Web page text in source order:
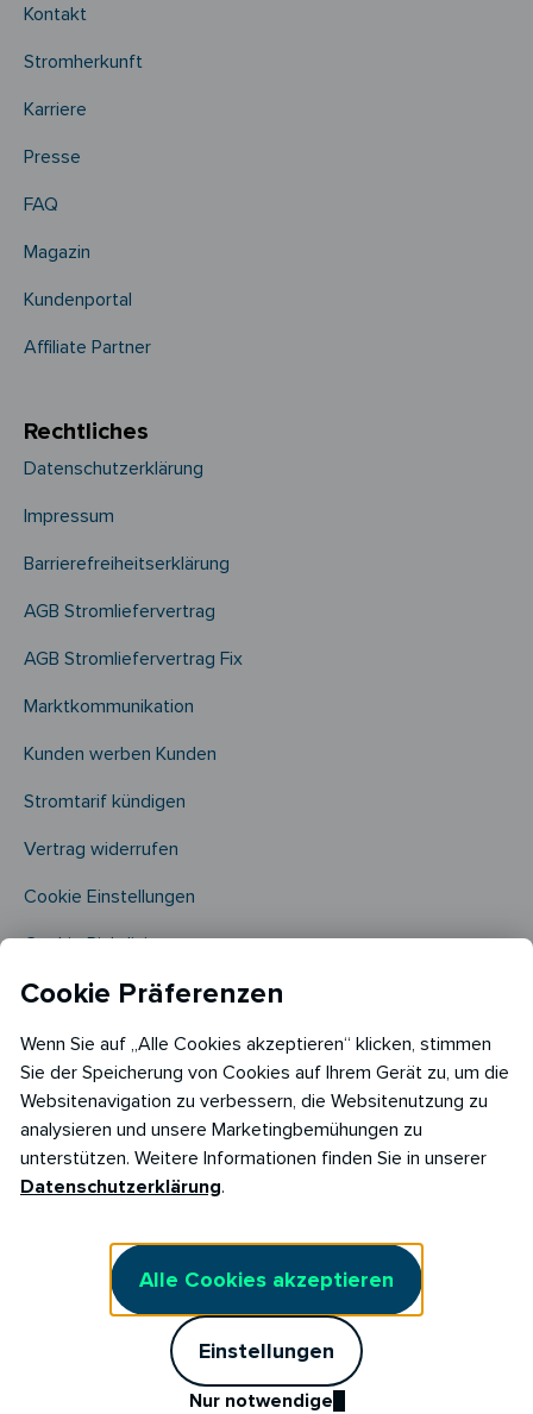
Kontakt
Stromherkunft
Karriere
Presse
FAQ
Magazin
Kundenportal
Affiliate Partner
Rechtliches
Datenschutzerklärung
Impressum
Barrierefreiheitserklärung
AGB Stromliefervertrag
AGB Stromliefervertrag Fix
Marktkommunikation
Kunden werben Kunden
Stromtarif kündigen
Vertrag widerrufen
Cookie Einstellungen
Cookie Richtlinie​
Copyright © 2026
RABOT Energy DE GmbH
Hopfenmarkt 33,
Cookie Präferenzen
Wenn Sie auf „Alle Cookies akzeptieren“ klicken, stimmen
Sie der Speicherung von Cookies auf Ihrem Gerät zu, um die
Websitenavigation zu verbessern, die Websitenutzung zu
analysieren und unsere Marketingbemühungen zu
unterstützen. Weitere Informationen finden Sie in unserer
Datenschutzerklärung.
Alle Cookies akzeptieren
Einstellungen
Nur notwendige